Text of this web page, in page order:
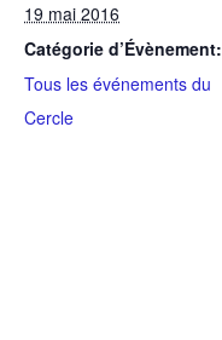
19 mai 2016
Catégorie d’Évènement:
Tous les événements du
Cercle